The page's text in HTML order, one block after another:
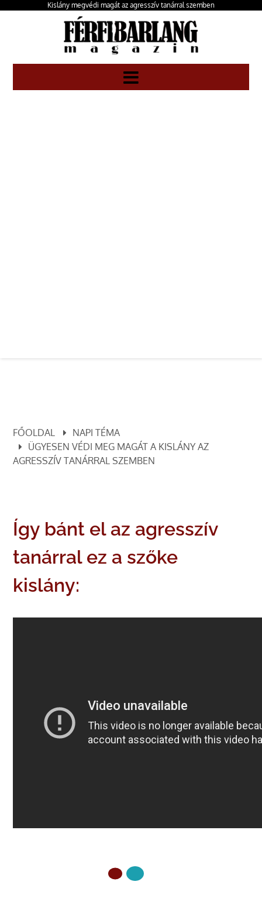
Kislány megvédi magát az agresszív tanárral szemben
FŐOLDAL
NAPI TÉMA
ÜGYESEN VÉDI MEG MAGÁT A KISLÁNY AZ
AGRESSZÍV TANÁRRAL SZEMBEN
Így bánt el az agresszív
tanárral ez a szőke
kislány: